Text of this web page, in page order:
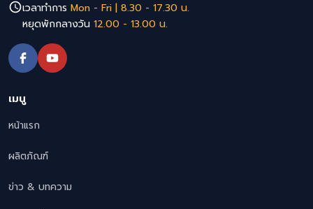
เวลาทำการ Mon - Fri | 8.30 - 17.30 น.
หยุดพักกลางวัน 12.00 - 13.00 น.
เมนู
หน้าแรก
ผลิตภัณฑ์
ข่าว & บทความ